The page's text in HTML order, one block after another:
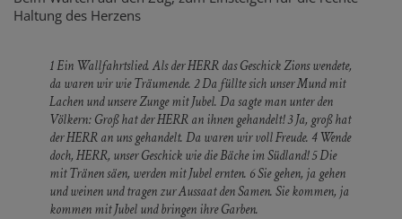
Haltung des Herzens
1 Ein Wallfahrtslied. Als der HERR das Geschick Zions wendete,
da waren wir wie Träumende. 2 Da füllte sich unser Mund mit
Lachen und unsere Zunge mit Jubel. Da sagte man unter den
Völkern: Groß hat der HERR an ihnen gehandelt! 3 Ja, groß hat
der HERR an uns gehandelt. Da waren wir voll Freude. 4 Wende
doch, HERR, unser Geschick wie die Bäche im Südland! 5 Die
mit Tränen säen, werden mit Jubel ernten. 6 Sie gehen, ja gehen
und weinen und tragen zur Aussaat den Samen. Sie kommen, ja
kommen mit Jubel und bringen ihre Garben.